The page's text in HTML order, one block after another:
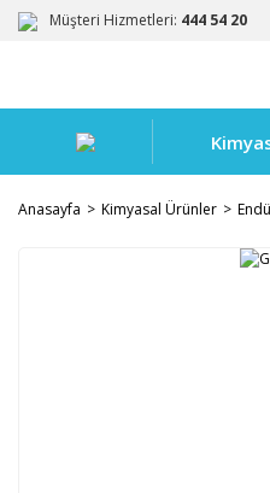
Müşteri Hizmetleri: 444 54 20
Anasayfa Kimyasal Ürünler